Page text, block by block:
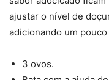
ajustar o nível de
adicionando um
3 ovos.